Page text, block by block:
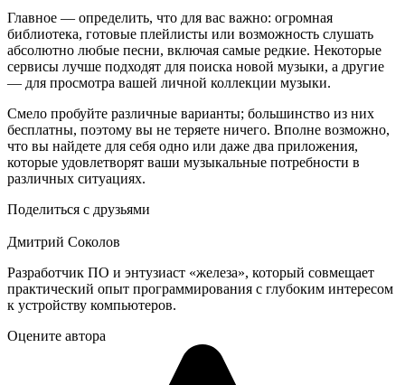
Главное — определить, что для вас важно: огромная
библиотека, готовые плейлисты или возможность слушать
абсолютно любые песни, включая самые редкие. Некоторые
сервисы лучше подходят для поиска новой музыки, а другие
— для просмотра вашей личной коллекции музыки.
Смело пробуйте различные варианты; большинство из них
бесплатны, поэтому вы не теряете ничего. Вполне возможно,
что вы найдете для себя одно или даже два приложения,
которые удовлетворят ваши музыкальные потребности в
различных ситуациях.
Поделиться с друзьями
Дмитрий Соколов
Разработчик ПО и энтузиаст «железа», который совмещает
практический опыт программирования с глубоким интересом
к устройству компьютеров.
Оцените автора